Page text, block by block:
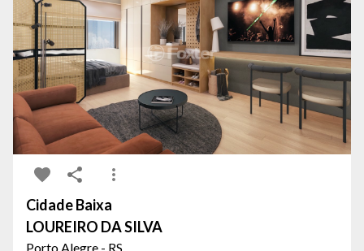
Cidade Baixa
LOUREIRO DA SILVA
Porto Alegre - RS